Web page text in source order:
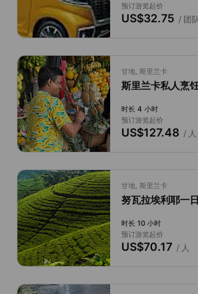
预订游览起价
US$32.75/ 团
甘地, 斯里兰卡
斯里兰卡私人烹
时长 4 小时
预订游览起价
US$127.48/ 人
甘地, 斯里兰卡
努瓦拉埃利耶一
时长 10 小时
预订游览起价
US$70.17/ 人